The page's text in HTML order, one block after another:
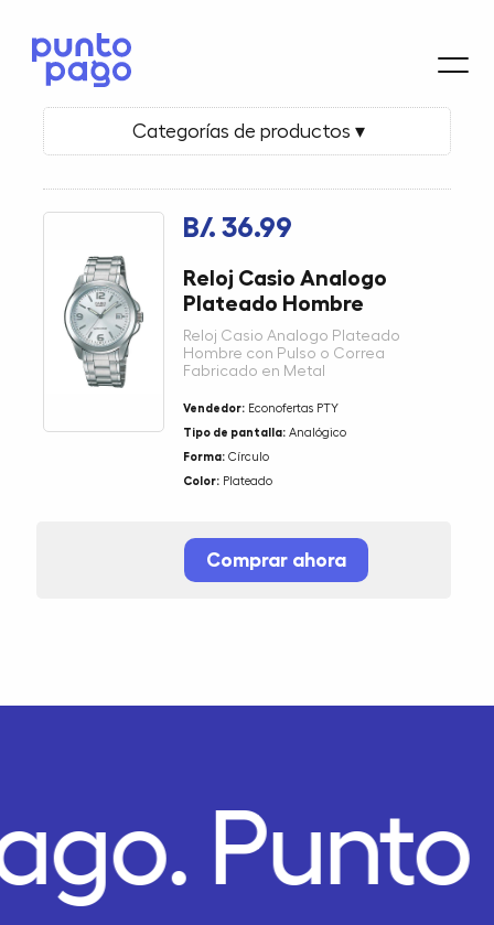
Categorías de productos ▾
B/. 36.99
Reloj Casio Analogo
Plateado Hombre
Reloj Casio Analogo Plateado
Hombre con Pulso o Correa
Fabricado en Metal
Vendedor: Econofertas PTY
Tipo de pantalla: Analógico
Forma: Círculo
Color: Plateado
Comprar ahora